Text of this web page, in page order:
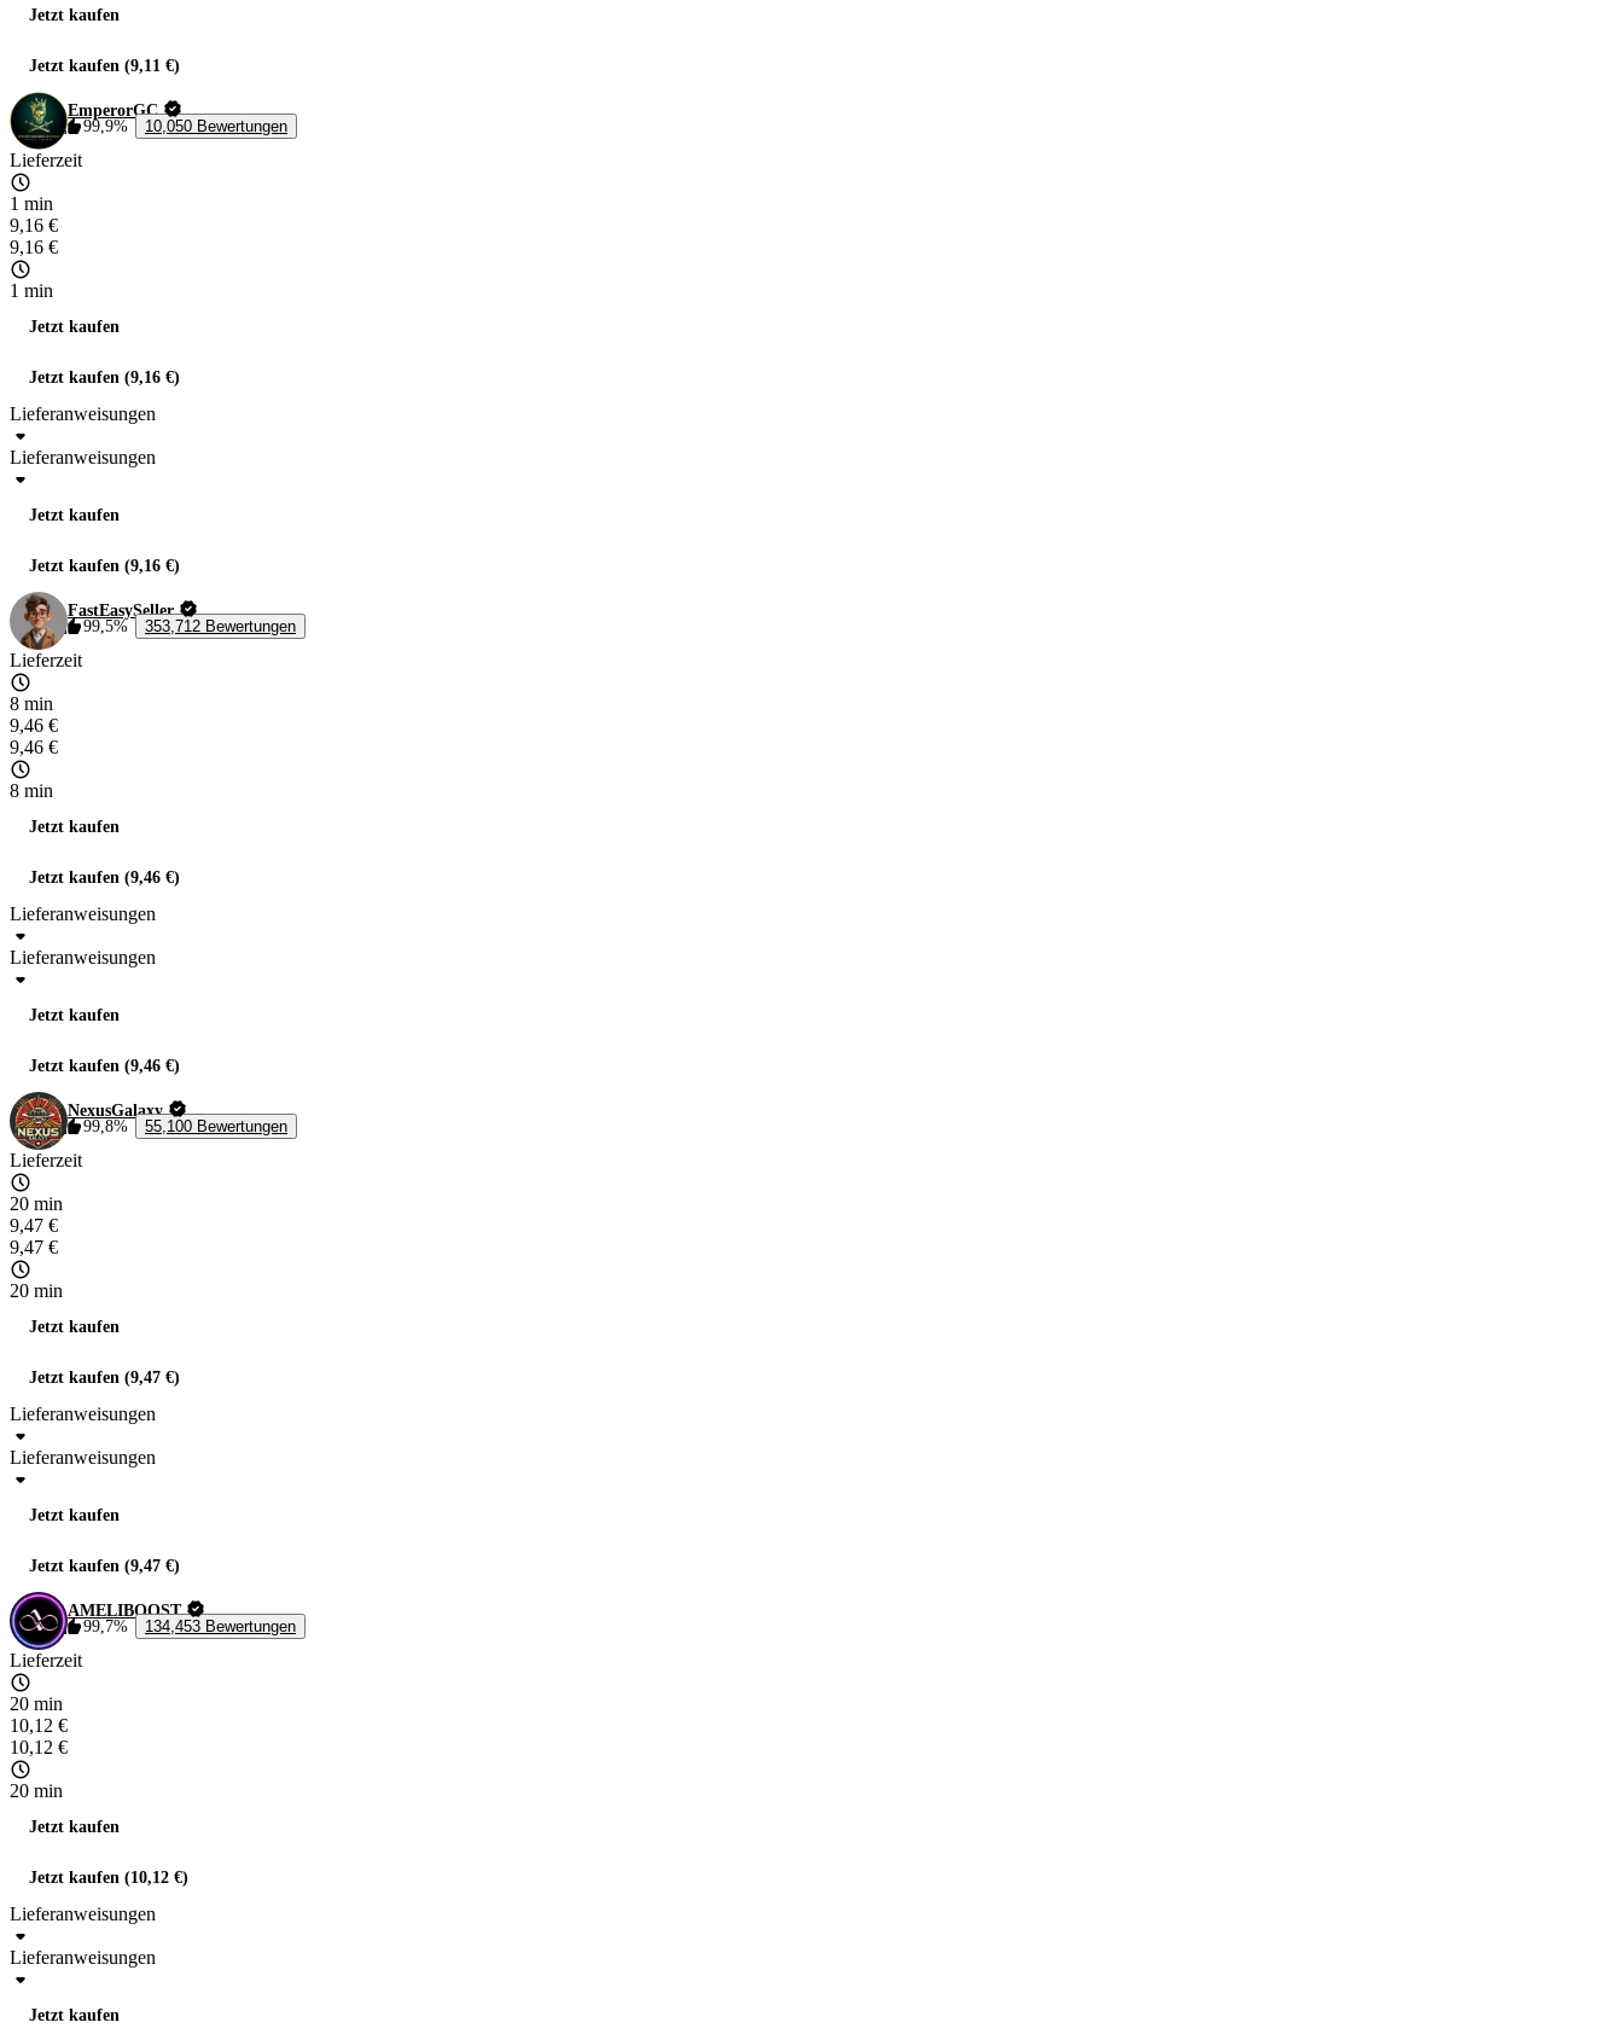
Jetzt kaufen
Jetzt kaufen (9,11 €)
EmperorGC
99,9%
10,050 Bewertungen
Lieferzeit
1 min
9,16 €
9,16 €
1 min
Jetzt kaufen
Jetzt kaufen (9,16 €)
Lieferanweisungen
Lieferanweisungen
Jetzt kaufen
Jetzt kaufen (9,16 €)
FastEasySeller
99,5%
353,712 Bewertungen
Lieferzeit
8 min
9,46 €
9,46 €
8 min
Jetzt kaufen
Jetzt kaufen (9,46 €)
Lieferanweisungen
Lieferanweisungen
Jetzt kaufen
Jetzt kaufen (9,46 €)
NexusGalaxy
99,8%
55,100 Bewertungen
Lieferzeit
20 min
9,47 €
9,47 €
20 min
Jetzt kaufen
Jetzt kaufen (9,47 €)
Lieferanweisungen
Lieferanweisungen
Jetzt kaufen
Jetzt kaufen (9,47 €)
AMELIBOOST
99,7%
134,453 Bewertungen
Lieferzeit
20 min
10,12 €
10,12 €
20 min
Jetzt kaufen
Jetzt kaufen (10,12 €)
Lieferanweisungen
Lieferanweisungen
Jetzt kaufen